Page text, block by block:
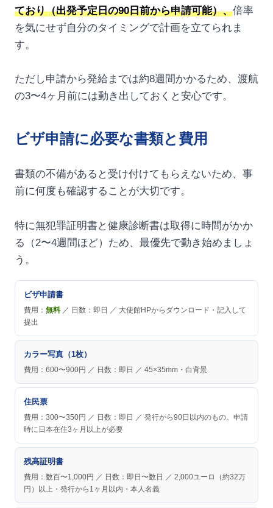
ており（出発予定日の90日前から申請可能）、倍率
を気にせず自分のタイミングで計画を立てられま
す。
ただし申請から発給までは約8週間かかるため、渡航
の3〜4ヶ月前には動き出しておくと安心です。
ビザ申請に必要な書類と費用
書類の不備があると受け付けてもらえないため、事
前に何度も確認することが大切です。
特に無犯罪証明書と健康診断書は取得に時間がかか
る（2〜4週間ほど）ため、最優先で動き始めましょ
う。
ビザ申請書
費用： 無料／ 日数：即日 ／ 大使館HPからダウンロード・記入して
提出
カラー写真（1枚）
費用：600〜900円 ／ 日数：即日 ／ 45×35mm・白背景
住民票
費用：300〜350円 ／ 日数：即日 ／ 発行から90日以内のもの。申請
時に日本在住3ヶ月以上が必要
残高証明書
費用：数百〜1,000円 ／ 日数：即日〜数日 ／ 2,000ユーロ（約32万
円）以上・発行から1ヶ月以内・本人名義